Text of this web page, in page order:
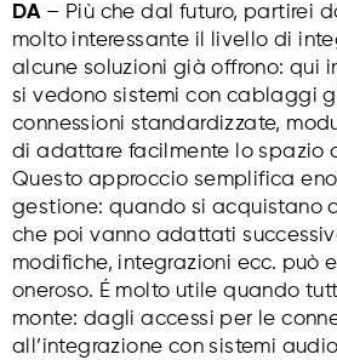
DA – Più che dal futuro, partirei
molto interessante il livello di
alcune soluzioni già offrono: qui
si vedono sistemi con cablaggi
connessioni standardizzate,
di adattare facilmente lo spazio
Questo approccio semplifica
gestione: quando si acquistano
che poi vanno adattati
modifiche, integrazioni ecc. può
oneroso. É molto utile quando
monte: dagli accessi per le
all’integrazione con sistemi